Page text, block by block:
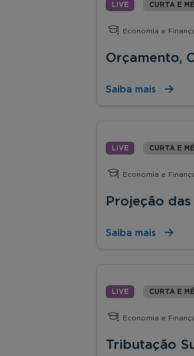
LIVE CURTA E
Economia e
Orçamento,
Saiba mais
LIVE CURTA E
Economia e
Projeção
Saiba mais
LIVE CURTA E
Economia e
Tributação